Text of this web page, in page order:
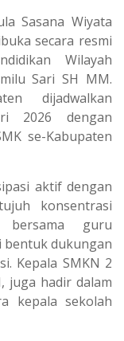
Sasana Wiyata
secara resmi
Wilayah
Sari SH MM.
dijadwalkan
2026 dengan
se-Kabupaten
aktif dengan
konsentrasi
guru
bentuk dukungan
Kepala SMKN 2
juga hadir dalam
kepala sekolah